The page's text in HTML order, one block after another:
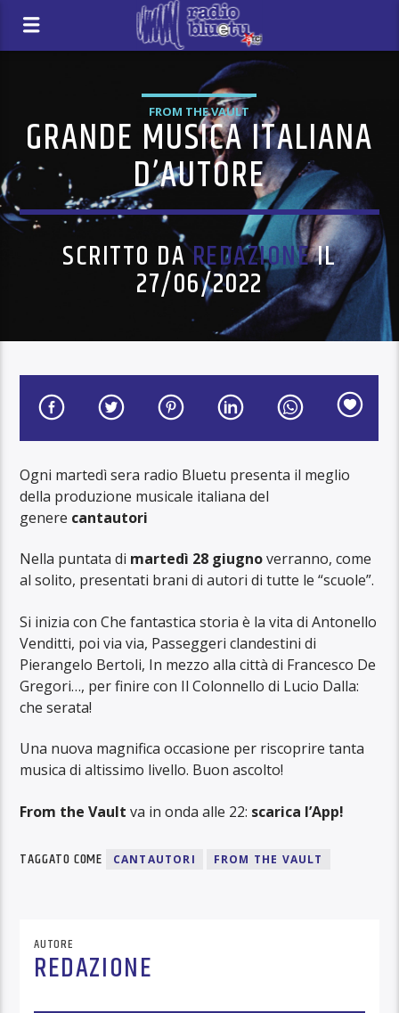
FROM THE VAULT
GRANDE MUSICA ITALIANA
D’AUTORE
SCRITTO DAREDAZIONEIL
27/06/2022
Ogni martedì sera radio Bluetu presenta il meglio
della produzione musicale italiana del
genere cantautori
Nella puntata di martedì 28 giugnoverranno, come
al solito, presentati brani di autori di tutte le “scuole”.
Si inizia con Che fantastica storia è la vita di Antonello
Venditti, poi via via, Passeggeri clandestini di
Pierangelo Bertoli, In mezzo alla città di Francesco De
Gregori…, per finire con Il Colonnello di Lucio Dalla:
che serata!
Una nuova magnifica occasione per riscoprire tanta
musica di altissimo livello. Buon ascolto!
From the Vault va in onda alle 22: scarica l’App!
TAGGATO COME CANTAUTORI FROM THE VAULT
AUTORE
REDAZIONE